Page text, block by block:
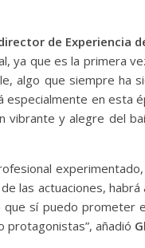
de Experiencia
ya que es la primera
algo que siempre ha
especialmente en esta
vibrante y alegre del
las actuaciones,
que sí puedo prometer
protagonistas”, añadió